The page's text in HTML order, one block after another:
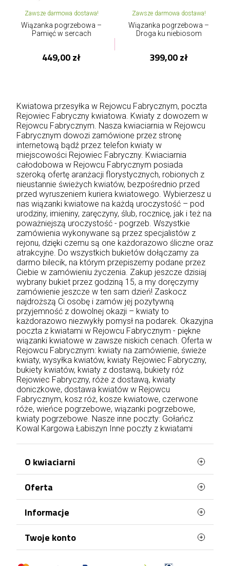
Zawsze darmowa dostawa!
Wiązanka pogrzebowa –
Pamięć w sercach
449,00 zł
Zawsze darmowa dostawa!
Wiązanka pogrzebowa –
Droga ku niebiosom
399,00 zł
Kwiatowa przesyłka w Rejowcu Fabrycznym, poczta
Rejowiec Fabryczny kwiatowa. Kwiaty z dowozem w
Rejowcu Fabrycznym. Nasza kwiaciarnia w Rejowcu
Fabrycznym dowozi zamówione przez stronę
internetową bądź przez telefon kwiaty w
miejscowości Rejowiec Fabryczny. Kwiaciarnia
całodobowa w Rejowcu Fabrycznym posiada
szeroką ofertę aranżacji florystycznych, robionych z
nieustannie świeżych kwiatów, bezpośrednio przed
przed wyruszeniem kuriera kwiatowego. Wybierzesz u
nas wiązanki kwiatowe na każdą uroczystość – pod
urodziny, imieniny, zaręczyny, ślub, rocznicę, jak i też na
poważniejszą uroczystość - pogrzeb. Wszystkie
zamówienia wykonywane są przez specjalistów z
rejonu, dzięki czemu są one każdorazowo śliczne oraz
atrakcyjne. Do wszystkich bukietów dołączamy za
darmo bilecik, na którym przepiszemy podane przez
Ciebie w zamówieniu życzenia. Zakup jeszcze dzisiaj
wybrany bukiet przez godziną 15, a my doręczymy
zamówienie jeszcze w ten sam dzień! Zaskocz
najdroższą Ci osobę i zamów jej pozytywną
przyjemność z dowolnej okazji – kwiaty to
każdorazowo niezwykły pomysł na podarek. Okazyjna
poczta z kwiatami w Rejowcu Fabrycznym - piękne
wiązanki kwiatowe w zawsze niskich cenach. Oferta w
Rejowcu Fabrycznym: kwiaty na zamówienie, świeże
kwiaty, wysyłka kwiatów, kwiaty Rejowiec Fabryczny,
bukiety kwiatów, kwiaty z dostawą, bukiety róż
Rejowiec Fabryczny, róże z dostawą, kwiaty
doniczkowe, dostawa kwiatów w Rejowcu
Fabrycznym, kosz róż, kosze kwiatowe, czerwone
róże, wieńce pogrzebowe, wiązanki pogrzebowe,
kwiaty pogrzebowe. Nasze inne poczty: Gołańcz
Kowal Kargowa Łabiszyn Inne poczty z kwiatami
O kwiaciarni
WaszaKwiaciarnia stworzona jest z myślą o
Tobie!
Posiadamy ponad 20 lat doświadczenia i
każdego dnia doręczamy kwiaty na terenie całej
Polski. Róże, bukiety, kosze kwiatów, kwiaty
doniczkowe, kwiaty na pogrzeb – wszystko to
Oferta
Mapa strony
Informacje
Regulamin
Polityka Prywatności
Twoje konto